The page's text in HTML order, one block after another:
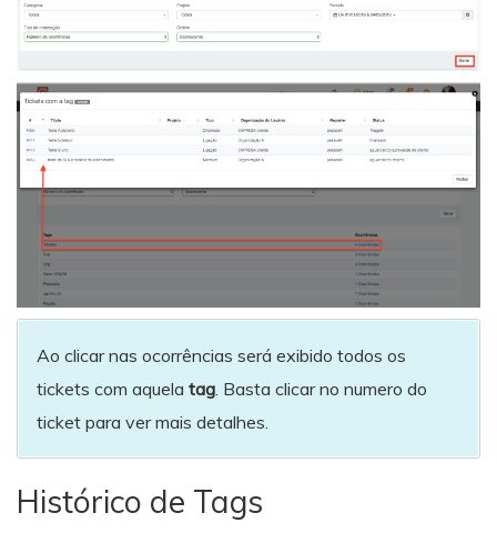
Ao clicar nas ocorrências será exibido todos os
tickets com aquela tag . Basta clicar no numero do
ticket para ver mais detalhes.
Histórico de Tags